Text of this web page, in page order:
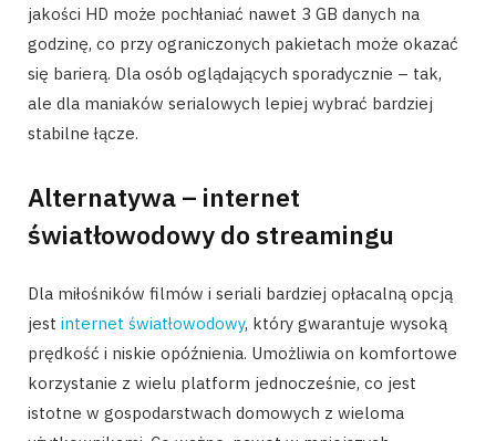
jakości HD może pochłaniać nawet 3 GB danych na
godzinę, co przy ograniczonych pakietach może okazać
się barierą. Dla osób oglądających sporadycznie – tak,
ale dla maniaków serialowych lepiej wybrać bardziej
stabilne łącze.
Alternatywa – internet
światłowodowy do streamingu
Dla miłośników filmów i seriali bardziej opłacalną opcją
jest internet światłowodowy, który gwarantuje wysoką
prędkość i niskie opóźnienia. Umożliwia on komfortowe
korzystanie z wielu platform jednocześnie, co jest
istotne w gospodarstwach domowych z wieloma